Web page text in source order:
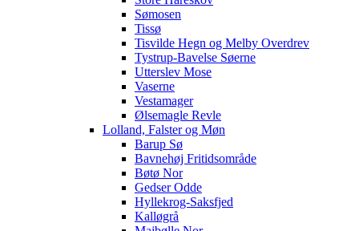
Sømosen
Tissø
Tisvilde Hegn og Melby Overdrev
Tystrup-Bavelse Søerne
Utterslev Mose
Vaserne
Vestamager
Ølsemagle Revle
Lolland, Falster og Møn
Barup Sø
Bavnehøj Fritidsområde
Bøtø Nor
Gedser Odde
Hyllekrog-Saksfjed
Kalløgrå